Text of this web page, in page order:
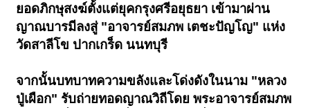
ยอดภิกษุสงฆ์ตั้งแต่ยุคกรุงศรีอยุธยา เข้ามาผ่าน
ญาณบารมีลงสู่ "อาจารย์สมภพ เตชะปัญโญ" แห่ง
วัดสาลีโข ปากเกร็ด นนทบุรี
จากนั้นบทบาทความขลังและโด่งดังในนาม "หลวง
ปู่เผือก" รับถ่ายทอดญาณวิถีโดย พระอาจารย์สมภพ